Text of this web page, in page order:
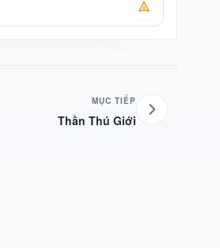
MỤC TIẾP
Thần Thú Giới